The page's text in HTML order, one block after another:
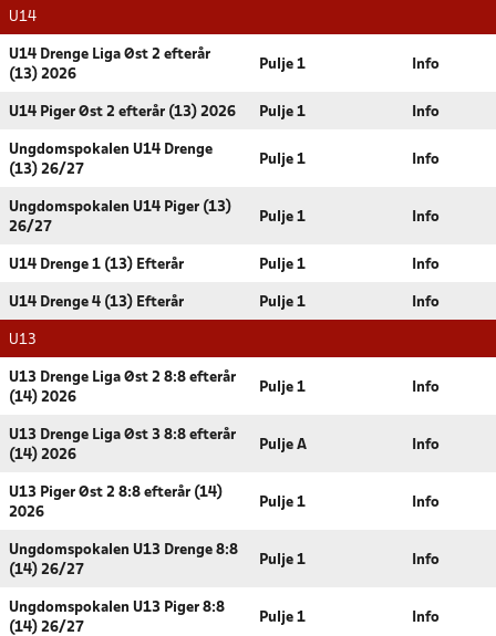
U14
U14 Drenge Liga Øst 2 efterår
(13) 2026
Pulje 1 Info
U14 Piger Øst 2 efterår (13) 2026 Pulje 1 Info
Ungdomspokalen U14 Drenge
(13) 26/27
Pulje 1 Info
Ungdomspokalen U14 Piger (13)
26/27
Pulje 1 Info
U14 Drenge 1 (13) Efterår Pulje 1 Info
U14 Drenge 4 (13) Efterår Pulje 1 Info
U13
U13 Drenge Liga Øst 2 8:8 efterår
(14) 2026
Pulje 1 Info
U13 Drenge Liga Øst 3 8:8 efterår
(14) 2026
Pulje A Info
U13 Piger Øst 2 8:8 efterår (14)
2026
Pulje 1 Info
Ungdomspokalen U13 Drenge 8:8
(14) 26/27
Pulje 1 Info
Ungdomspokalen U13 Piger 8:8
(14) 26/27
Pulje 1 Info